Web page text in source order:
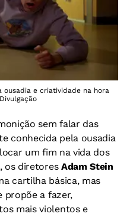
ousadia e criatividade na hora
sem falar das
conhecida pela ousadia
um fim na vida dos
os diretores Adam Stein
cartilha básica, mas
propõe a fazer,
mais violentos e